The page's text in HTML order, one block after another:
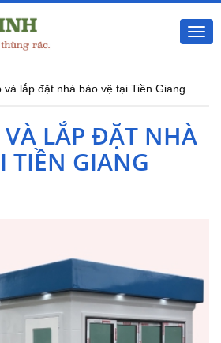
và lắp đặt nhà bảo vệ tại Tiền Giang
VÀ LẮP ĐẶT NHÀ
TIỀN GIANG